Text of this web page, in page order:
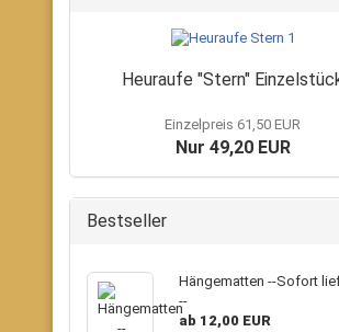
Heuraufe "Stern"
Einzelpreis 61,50 EUR
Nur 49,20 EUR
Bestseller
Hängematten --Sofort
--
ab 12,00 EUR